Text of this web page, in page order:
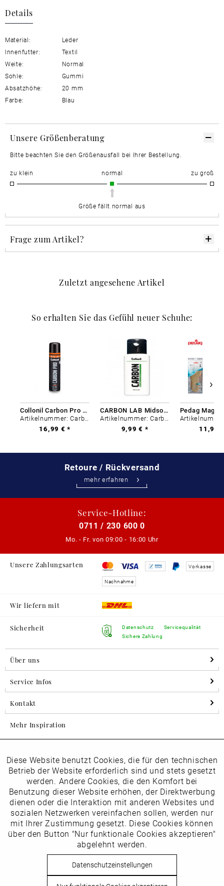
Details
Material:
Leder
Innenfutter:
Textil
Weite:
Normal
Sohle:
Gummi
Absatzhöhe:
20 mm
Farbe:
Blau
Unsere Größenberatung
Bitte beachten Sie den Größenausfall bei Ihrer Bestellung.
zu klein normal zu groß
Größe fällt normal aus
Frage zum Artikel?
Zuletzt angesehene Artikel
So erhalten Sie das Gefühl neuer Schuhe:
Collonil Carbon Pro 400 ml
Artikelnummer: Carbon-0
16,99 € *
CARBON LAB Midsole Cleaner
Artikelnummer: Carbon-0
9,99 € *
11,99
Retoure / Rückversand
mehr erfahren
Service-Hotline:
0711 / 230 600 0
Mo. - Fr. von 09:00 - 16:00 Uhr
Unsere Zahlungsarten Vorkasse
Nachnahme
Wir liefern mit
Sicherheit
Datenschutz
Sichere Zahlung
Servicequalität
Über uns
Service Infos
Kontakt
Mehr Inspiration
Folgen Sie uns auf Instagram
horsch_schuhe
Newsletter
Datenschutzbestimmungenhabe ich zur Kenntnis
vom Newsletter abmelden.
Funktionale Aktiv
Marketing Inaktiv
Tracking Inaktiv
Inaktiv
Diese Website benutzt Cookies, die für den technischen
Betrieb der Website erforderlich sind und stets gesetzt
werden. Andere Cookies, die den Komfort bei
Benutzung dieser Website erhöhen, der Direktwerbung
dienen oder die Interaktion mit anderen Websites und
sozialen Netzwerken vereinfachen sollen, werden nur
mit Ihrer Zustimmung gesetzt. Diese Cookies können
über den Button "Nur funktionale Cookies akzeptieren"
abgelehnt werden.
Datenschutzeinstellungen